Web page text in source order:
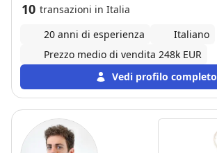
10 transazioni in Italia
20 anni di esperienza
Italiano
Prezzo medio di vendita 248k EUR
Vedi profilo completo